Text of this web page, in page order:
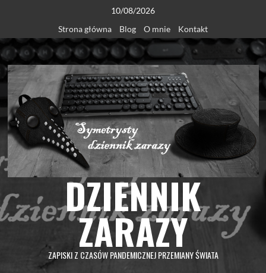
content
10/08/2026
Strona główna
Blog O mnie Kontakt
DZIENNIK
ZARAZY
ZAPISKI Z CZASÓW PANDEMICZNEJ PRZEMIANY ŚWIATA